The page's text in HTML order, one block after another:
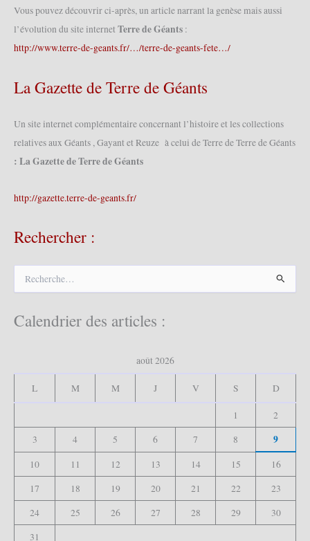
Vous pouvez découvrir ci-après, un article narrant la genèse mais aussi
l’évolution du site internet Terre de Géants :
http://www.terre-de-geants.fr/…/terre-de-geants-fete…/
La Gazette de Terre de Géants
Un site internet complémentaire concernant l’histoire et les collections
relatives aux Géants , Gayant et Reuze à celui de Terre de Terre de Géants
: La Gazette de Terre de Géants
http://gazette.terre-de-geants.fr/
Rechercher :
e
Calendrier des articles :
août 2026
L M M J V S D
1
2
3
4 5 6 7 8 9
10 11 12 13 14 15
16
17
18 19 20 21 22
23
24
25 26 27 28 29
30
31